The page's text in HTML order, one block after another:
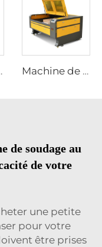
Laser 1610 Machine de gravure et de découpe au laser 1310
de soudage au
de votre
une petite
pour votre
être prises